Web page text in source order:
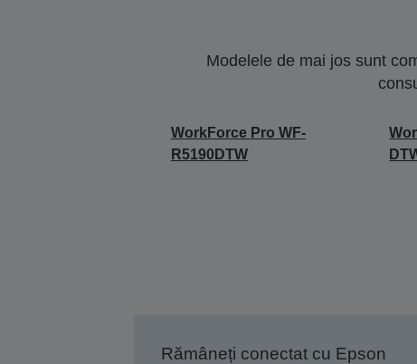
Modelele de mai jos sunt
WorkForce Pro WF-
R5190DTW
Rămâneți conectat cu Epson